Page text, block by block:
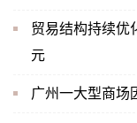
贸易结构持续优
元
广州一大型商场